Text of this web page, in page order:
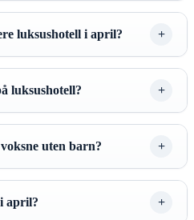
luksushotell i april?
luksushotell?
uten barn?
april?